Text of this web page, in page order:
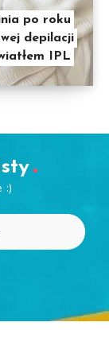
po roku
depilacji
IPL
:)